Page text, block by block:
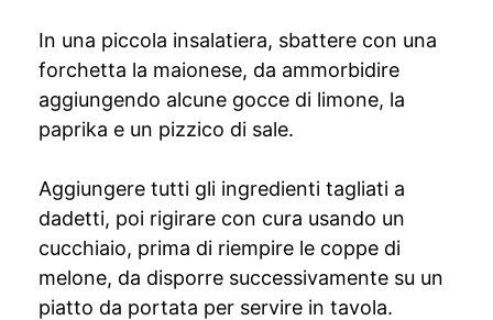
In una piccola insalatiera, sbattere con una
forchetta la maionese, da ammorbidire
aggiungendo alcune gocce di limone, la
paprika e un pizzico di sale.
Aggiungere tutti gli ingredienti tagliati a
dadetti, poi rigirare con cura usando un
cucchiaio, prima di riempire le coppe di
melone, da disporre successivamente su un
piatto da portata per servire in tavola.